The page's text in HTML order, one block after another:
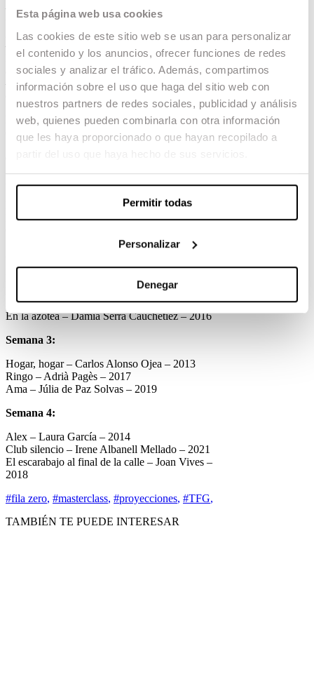
Esta página web usa cookies
Las cookies de este sitio web se usan para personalizar
el contenido y los anuncios, ofrecer funciones de redes
sociales y analizar el tráfico. Además, compartimos
información sobre el uso que haga del sitio web con
nuestros partners de redes sociales, publicidad y análisis
web, quienes pueden combinarla con otra información
que les haya proporcionado o que hayan recopilado a
Permitir todas
Personalizar
Denegar
– 2 de marzo 15.30h
Diego San José y Borja
Cobeaga.Masterclass de Creación, dirección y
guion. Inscripción aquí.
Juan Pedro de Gaspar
Masterclass de Dirección artística. Inscripción
aquí.
– 28 de abril 15.30h.Teresa Font. Masterclass
La Muestra de cortometrajes de Escac Films
consta de 20 sesiones de tres cortos cada una, de
14h a 16h. Consulta aquí toda la programación
Mis Vacaciones -JA Bayona – 1999
La huida- Victor Carrey – 2010
La última virgen – Bàrbara Farré – 2017
Ni oblit ni perdó – Jordi Boquet Claramunt –
2019
En la azotea – Damià Serra Cauchetiez – 2016
Semana 3:
Hogar, hogar – Carlos Alonso Ojea – 2013
Ringo – Adrià Pagès – 2017
Ama – Júlia de Paz Solvas – 2019
Semana 4:
Alex – Laura García – 2014
Club silencio – Irene Albanell Mellado – 2021
El escarabajo al final de la calle – Joan Vives –
2018
#fila zero, #masterclass, #proyecciones, #TFG,
TAMBIÉN TE PUEDE INTERESAR